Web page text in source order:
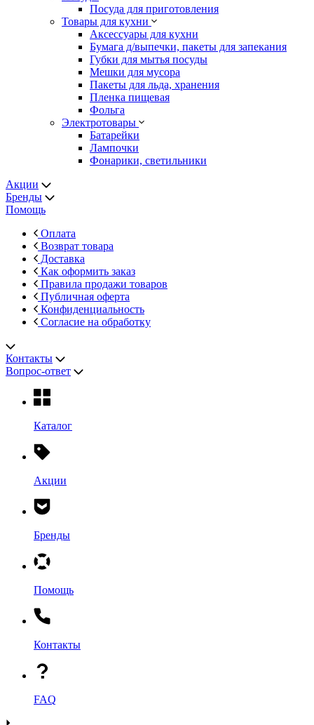
Посуда для приготовления
Товары для кухни
Аксессуары для кухни
Бумага д/выпечки, пакеты для запекания
Губки для мытья посуды
Мешки для мусора
Пакеты для льда, хранения
Пленка пищевая
Фольга
Электротовары
Батарейки
Лампочки
Фонарики, светильники
Акции
Бренды
Помощь
Оплата
Возврат товара
Доставка
Как оформить заказ
Правила продажи товаров
Публичная оферта
Конфиденциальность
Согласие на обработку
Контакты
Вопрос-ответ
Каталог
Акции
Бренды
Помощь
Контакты
FAQ